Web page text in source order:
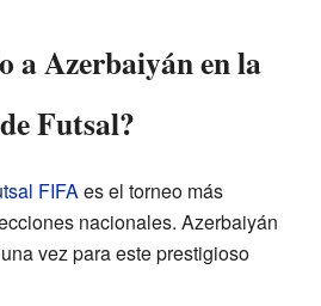
a Azerbaiyán en la
Futsal?
FIFAes el torneo más
nacionales. Azerbaiyán
vez para este prestigioso